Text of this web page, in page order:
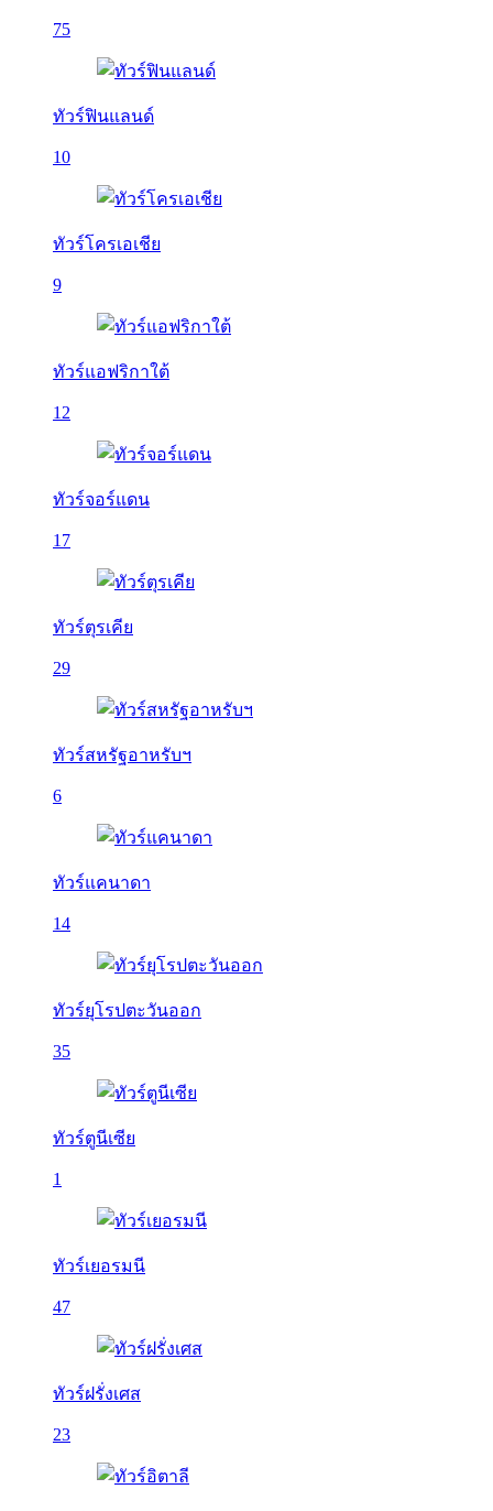
75
ทัวร์ฟินแลนด์
10
ทัวร์โครเอเชีย
9
ทัวร์แอฟริกาใต้
12
ทัวร์จอร์แดน
17
ทัวร์ตุรเคีย
29
ทัวร์สหรัฐอาหรับฯ
6
ทัวร์แคนาดา
14
ทัวร์ยุโรปตะวันออก
35
ทัวร์ตูนีเซีย
1
ทัวร์เยอรมนี
47
ทัวร์ฝรั่งเศส
23